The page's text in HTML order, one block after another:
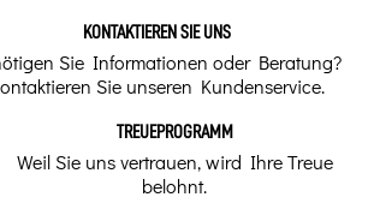
KONTAKTIEREN SIE UNS
Sie Informationen oder Beratung?
Sie unseren Kundenservice.
TREUEPROGRAMM
Weil Sie uns vertrauen, wird Ihre Treue
belohnt.